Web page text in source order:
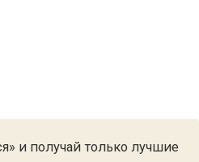
и получай только лучшие